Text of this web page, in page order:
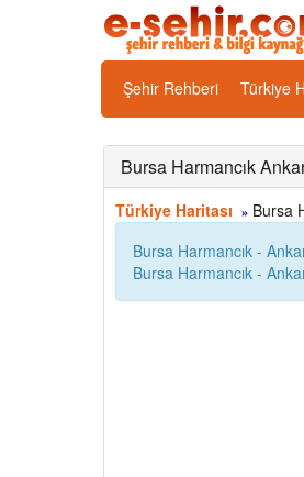
Şehir Rehberi Türkiye
Bursa Harmancık
Türkiye Haritası » Bursa
Bursa Harmancık -
Bursa Harmancık -